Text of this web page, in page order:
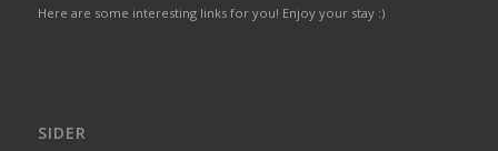
Here are some interesting links for you! Enjoy your stay :)
SIDER